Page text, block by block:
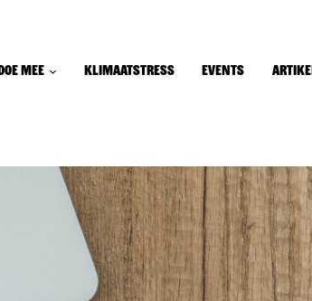
mee Klimaatstress Events